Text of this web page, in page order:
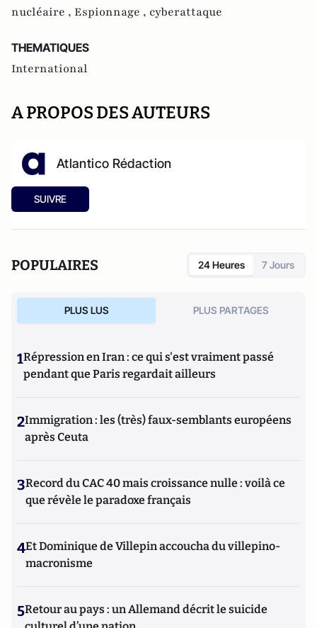
nucléaire , Espionnage , cyberattaque
THEMATIQUES
International
A PROPOS DES AUTEURS
Atlantico Rédaction
SUIVRE
POPULAIRES 24 Heures 7 Jours
PLUS LUS PLUS PARTAGES
1Répression en Iran : ce qui s'est vraiment passé
pendant que Paris regardait ailleurs
2Immigration : les (très) faux-semblants européens
après Ceuta
3Record du CAC 40 mais croissance nulle : voilà ce
que révèle le paradoxe français
4Et Dominique de Villepin accoucha du villepino-
macronisme
5Retour au pays : un Allemand décrit le suicide